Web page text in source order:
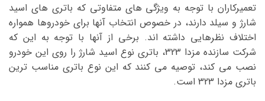
تعمیرکاران با توجه به ویژگی های متفاوتی که باتری های اسید
شارژ و سیلد دارند، در خصوص انتخاب آنها برای خودروها همواره
اختلاف نظرهایی داشته اند. برخی از آنها با توجه به این که
شرکت سازنده مزدا 323، باتری نوع اسید شارژ را روی این خودرو
نصب می کند، توصیه می کنند که این نوع باتری مناسب ترین
باتری مزدا 323 است.